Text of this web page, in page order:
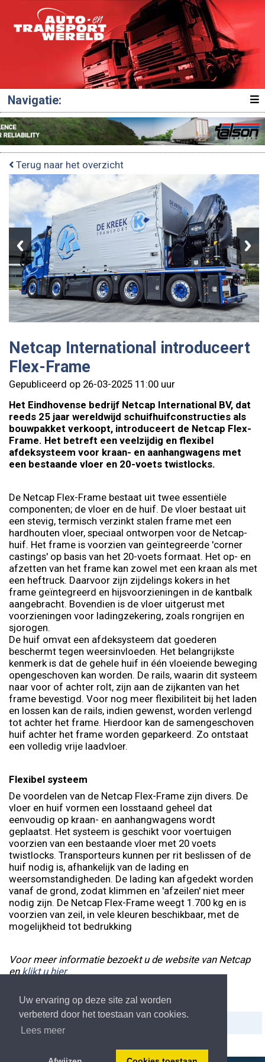
Uw ervaring op deze site zal worden
verbeterd door het toestaan van cookies.
Lees meer
Navigatie:
Terug naar het overzicht
Netcap International introduceert
Flex-Frame
Gepubliceerd op 26-03-2025 11:00 uur
Het Eindhovense bedrijf Netcap International BV, dat
reeds 25 jaar wereldwijd schuifhuifconstructies als
bouwpakket verkoopt, introduceert de Netcap Flex-
Frame. Het betreft een veelzijdig en flexibel
afdeksysteem voor kraan- en aanhangwagens met
een bestaande vloer en 20-voets twistlocks.
De Netcap Flex-Frame bestaat uit twee essentiële
componenten; de vloer en de huif. De vloer bestaat uit
een stevig, termisch verzinkt stalen frame met een
hardhouten vloer, speciaal ontworpen voor de Netcap-
huif. Het frame is voorzien van geïntegreerde 'corner
castings' op basis van het 20-voets formaat. Het op- en
afzetten van het frame kan zowel met een kraan als met
een heftruck. Daarvoor zijn zijdelings kokers in het
frame geïntegreerd en hijsvoorzieningen in de kantbalk
aangebracht. Bovendien is de vloer uitgerust met
voorzieningen voor ladingzekering, zoals rongrijen en
sjorogen.
De huif omvat een afdeksysteem dat goederen
beschermt tegen weersinvloeden. Het belangrijkste
kenmerk is dat de gehele huif in één vloeiende beweging
opengeschoven kan worden. De rails, waarin dit systeem
naar voor of achter rolt, zijn aan de zijkanten van het
frame bevestigd. Voor nog meer flexibiliteit bij het laden
en lossen kan de rails, indien gewenst, worden verlengd
tot achter het frame. Hierdoor kan de samengeschoven
huif achter het frame worden geparkeerd. Zo ontstaat
een volledig vrije laadvloer.
Flexibel systeem
De voordelen van de Netcap Flex-Frame zijn divers. De
vloer en huif vormen een losstaand geheel dat
eenvoudig op kraan- en aanhangwagens wordt
geplaatst. Het systeem is geschikt voor voertuigen
voorzien van een bestaande vloer met 20 voets
twistlocks. Transporteurs kunnen per rit beslissen of de
huif nodig is, afhankelijk van de lading en
weersomstandigheden. De lading kan afgedekt worden
vanaf de grond, zodat klimmen en 'afzeilen' niet meer
nodig zijn. De Netcap Flex-Frame weegt 1.700 kg en is
voorzien van zeil, in vele kleuren beschikbaar, met de
mogelijkheid tot bedrukking
Voor meer informatie bezoekt u de website van Netcap
enklikt u hier